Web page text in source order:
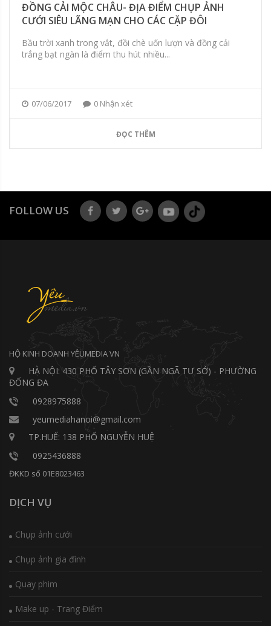
ĐỒNG CẢI MỘC CHÂU- ĐỊA ĐIỂM CHỤP ẢNH
CƯỚI SIÊU LÃNG MẠN CHO CÁC CẶP ĐÔI
Bầu trời xanh trong vắt, đồi chè uốn lượn và đồng cải
trắng bạt ngàn là điểm thu hút nhiều...
07/06/2017 0 Nhận xét
ĐỌC THÊM
FOLLOW US
HỘ KINH DOANH YÊUMEDIA VN
HÀ NỘI: 430 PHỐ TÂY SƠN (GẦN NGÃ TƯ SỞ) - PHƯỜNG
ĐỐNG ĐA
0928975888
yeumediahanoi@gmail.com
TP.HUẾ: 138 PHỐ NGUYỄN HUỆ
0925436888
ĐKKD số 01E8023463
DỊCH VỤ
Chụp ảnh cưới
Chụp ảnh gia đình
Quay phim
Make up - Trang Điểm